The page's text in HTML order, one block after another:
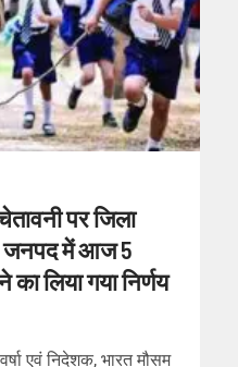
पर जिला
जनपद में आज 5
लिया गया निर्णय
एवं निदेशक, भारत मौसम